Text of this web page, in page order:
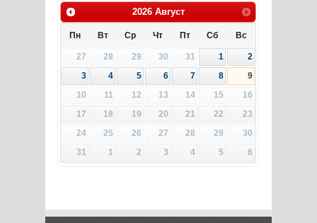
2026 Август
Пн Вт Ср Чт Пт Сб Вс
27 28 29 30 31 1
2
3
4 5 6 7 8
9
10
11 12 13 14 15
16
17
18 19 20 21 22
23
24
25 26 27 28 29
30
31
1 2 3 4 5 6